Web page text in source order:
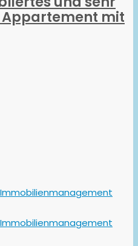
mit
Immobilienmanagement
Immobilienmanagement